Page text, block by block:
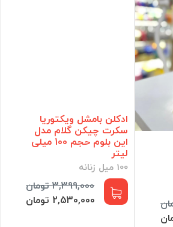
ادکلن بامشل ویکتوریا
سکرت چیکن گلام مدل
این بلوم حجم 100 میلی
لیتر
100 میل زنانه
3,399,000 تومان
2,530,000 تومان